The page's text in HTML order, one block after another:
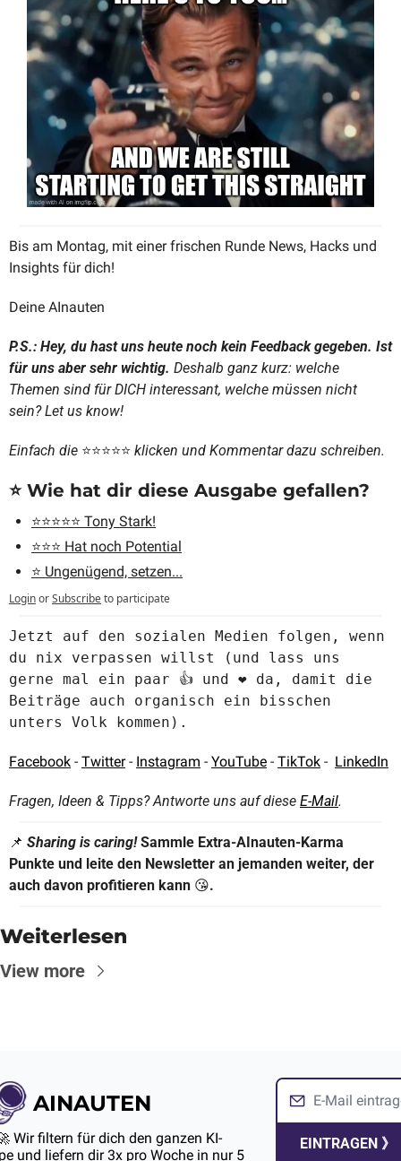
Bis am Montag, mit einer frischen Runde News, Hacks und
Insights für dich!
Deine AInauten
P.S.: Hey, du hast uns heute noch kein Feedback gegeben. Ist
für uns aber sehr wichtig. Deshalb ganz kurz: welche
Themen sind für DICH interessant, welche müssen nicht
sein? Let us know!
Einfach die ⭐⭐⭐⭐⭐ ️️️️️ klicken und Kommentar dazu schreiben.
⭐️ Wie hat dir diese Ausgabe gefallen?
⭐️⭐️⭐️⭐️⭐️ Tony Stark!
⭐️⭐️⭐️ Hat noch Potential
⭐️ Ungenügend, setzen...
LoginorSubscribeto participate
Jetzt auf den sozialen Medien folgen, wenn
du nix verpassen willst (und lass uns
gerne mal ein paar 👍 und ❤️ da, damit die
Beiträge auch organisch ein bisschen
unters Volk kommen).
Facebook - Twitter - Instagram - YouTube - TikTok - LinkedIn
Fragen, Ideen & Tipps? Antworte uns auf diese E-Mail.
📌 Sharing is caring! Sammle Extra-AInauten-Karma
Punkte und leite den Newsletter an jemanden weiter, der
auch davon profitieren kann 😘.
Weiterlesen
View more
AINAUTEN
Wir filtern für dich den ganzen KI-
und liefern dir 3x pro Woche in nur 5
EINTRAGEN 》